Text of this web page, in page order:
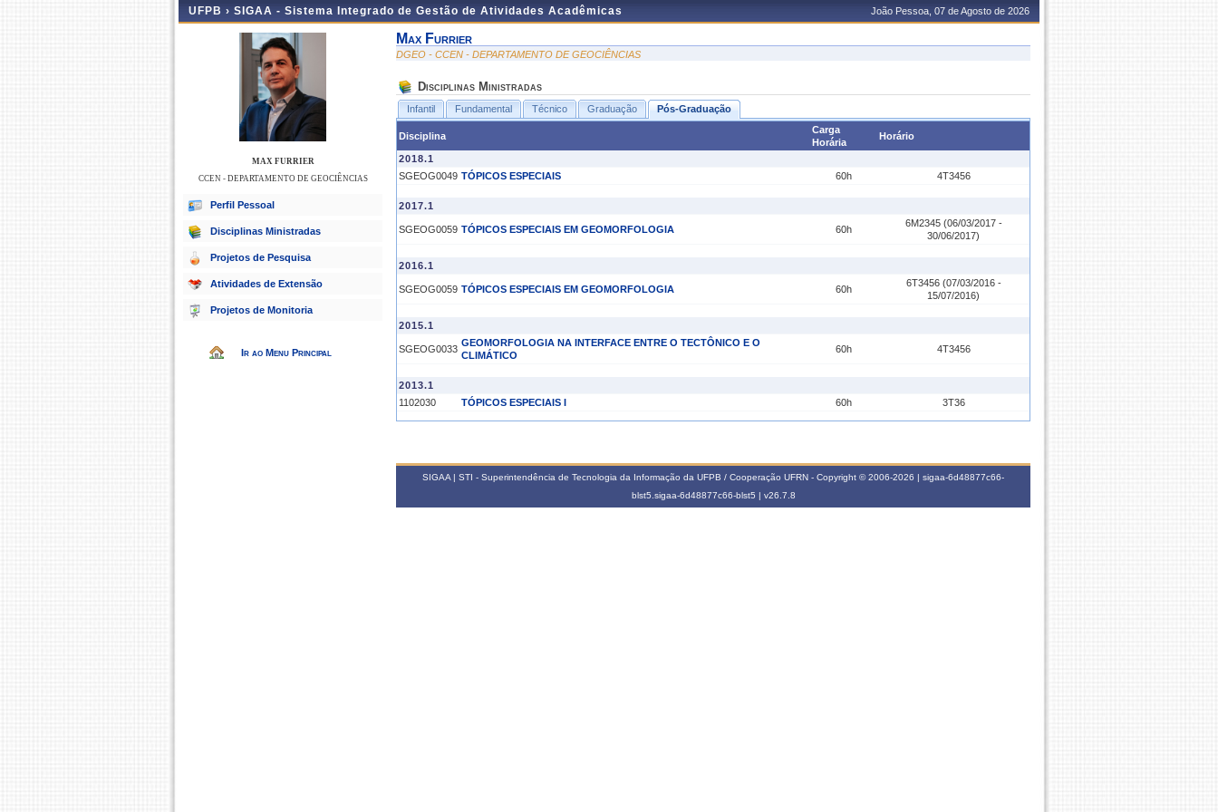
UFPB › SIGAA - Sistema Integrado de Gestão de Atividades Acadêmicas João Pessoa, 07 de Agosto de 2026
MAX FURRIER
CCEN - DEPARTAMENTO DE GEOCIÊNCIAS
Perfil Pessoal
Disciplinas Ministradas
Projetos de Pesquisa
Atividades de Extensão
Projetos de Monitoria
Ir ao Menu Principal
Max Furrier
DGEO - CCEN - DEPARTAMENTO DE GEOCIÊNCIAS
Disciplinas Ministradas
Infantil Fundamental Técnico Graduação Pós-Graduação
Disciplina
Carga
Horária
Horário
2018.1
SGEOG0049 TÓPICOS ESPECIAIS 60h 4T3456
2017.1
SGEOG0059 TÓPICOS ESPECIAIS EM GEOMORFOLOGIA 60h
6M2345 (06/03/2017 -
30/06/2017)
2016.1
SGEOG0059 TÓPICOS ESPECIAIS EM GEOMORFOLOGIA 60h
6T3456 (07/03/2016 -
15/07/2016)
2015.1
SGEOG0033
GEOMORFOLOGIA NA INTERFACE ENTRE O TECTÔNICO E O
CLIMÁTICO
60h 4T3456
2013.1
1102030
TÓPICOS ESPECIAIS I 60h 3T36
2011.1SIGAA | STI - Superintendência de Tecnologia da Informação da UFPB / Cooperação UFRN - Copyright © 2006-2026 | sigaa-6d48877c66-
blst5.sigaa-6d48877c66-blst5 | v26.7.8